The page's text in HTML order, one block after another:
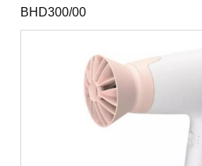
BHD300/00